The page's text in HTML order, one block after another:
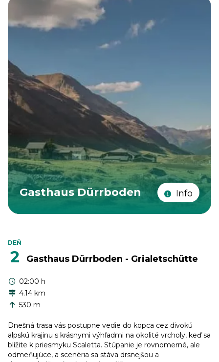
Gasthaus Dürrboden Info
DEŇ
2 Gasthaus Dürrboden - Grialetschütte
02:00 h
4.14 km
530 m
Dnešná trasa vás postupne vedie do kopca cez divokú
alpskú krajinu s krásnymi výhľadmi na okolité vrcholy, keď sa
blížite k priesmyku Scaletta. Stúpanie je rovnomerné, ale
odmeňujúce, a scenéria sa stáva drsnejšou a